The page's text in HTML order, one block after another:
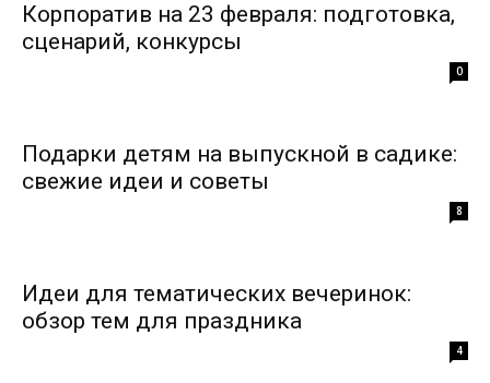
Корпоратив на 23 февраля: подготовка,
сценарий, конкурсы
0
Подарки детям на выпускной в садике:
свежие идеи и советы
8
Идеи для тематических вечеринок:
обзор тем для праздника
4